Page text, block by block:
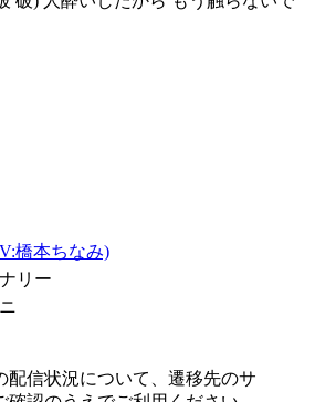
橋本ちなみ)
リー
信状況について、遷移先のサ